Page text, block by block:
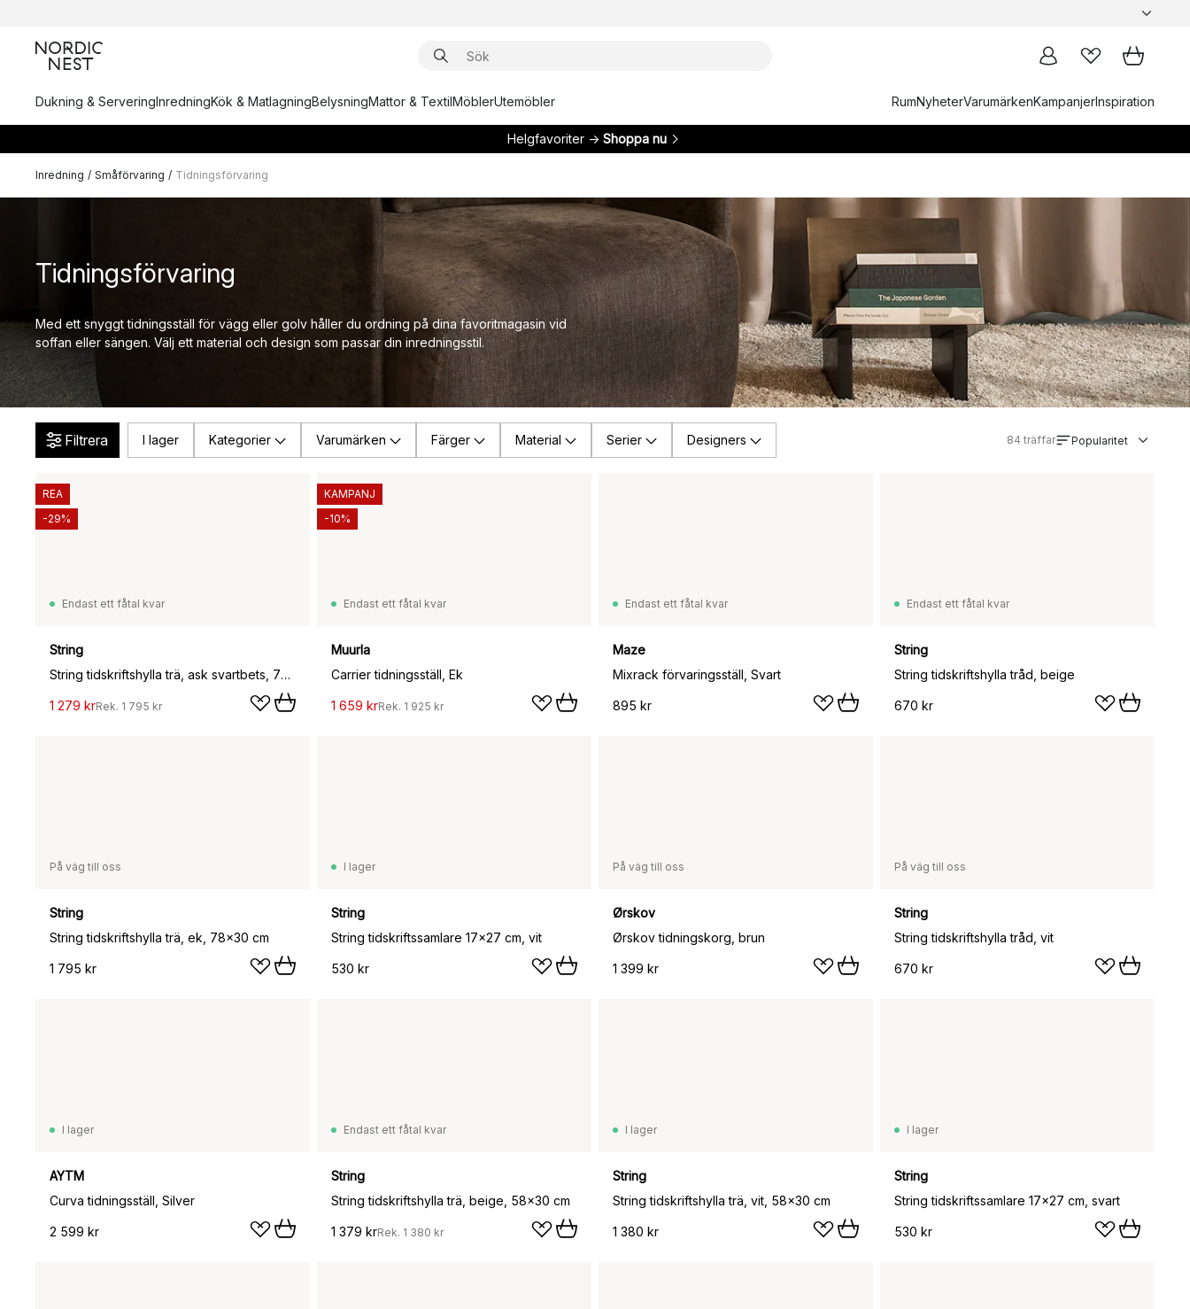
Dukning & ServeringInredningKök & MatlagningBelysningMattor & TextilMöblerUtemöbler RumNyheterVarumärkenKampanjerInspiration
Helgfavoriter → Shoppa nu
Inredning / Småförvaring / Tidningsförvaring
Tidningsförvaring
Med ett snyggt tidningsställ för vägg eller golv håller du ordning på dina favoritmagasin vid
soffan eller sängen. Välj ett material och design som passar din inredningsstil.
Filtrera I lager Kategorier Varumärken Färger Material Serier Designers 84 träffar Popularitet
Endast ett fåtal kvar
String
String tidskriftshylla trä, ask svartbets, 78x30 cm
1 279 krRek. 1 795 kr
REA
-29%
Endast ett fåtal kvar
Muurla
Carrier tidningsställ, Ek
1 659 krRek. 1 925 kr
KAMPANJ
-10%
Endast ett fåtal kvar
Maze
Mixrack förvaringsställ, Svart
895 kr
Endast ett fåtal kvar
String
String tidskriftshylla tråd, beige
670 kr
På väg till oss
String
String tidskriftshylla trä, ek, 78x30 cm
1 795 kr
I lager
String
String tidskriftssamlare 17x27 cm, vit
530 kr
På väg till oss
Ørskov
Ørskov tidningskorg, brun
1 399 kr
På väg till oss
String
String tidskriftshylla tråd, vit
670 kr
I lager
AYTM
Curva tidningsställ, Silver
2 599 kr
Endast ett fåtal kvar
String
String tidskriftshylla trä, beige, 58x30 cm
1 379 krRek. 1 380 kr
I lager
String
String tidskriftshylla trä, vit, 58x30 cm
1 380 kr
I lager
String
String tidskriftssamlare 17x27 cm, svart
530 kr